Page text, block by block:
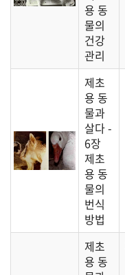
용 동
물의
건강
관리
제초
용 동
물과
살다 -
6장
제초
용 동
물의
번식
방법
제초
용 동